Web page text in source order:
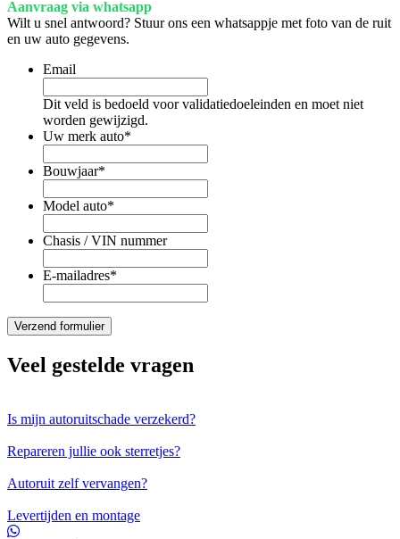
Aanvraag via whatsapp
Wilt u snel antwoord? Stuur ons een whatsappje met foto van de ruit
en uw auto gegevens.
Email
Dit veld is bedoeld voor validatiedoeleinden en moet niet
worden gewijzigd.
Uw merk auto*
Bouwjaar*
Model auto*
Chasis / VIN nummer
E-mailadres*
Veel gestelde vragen
Is mijn autoruitschade verzekerd?
Repareren jullie ook sterretjes?
Autoruit zelf vervangen?
Levertijden en montage